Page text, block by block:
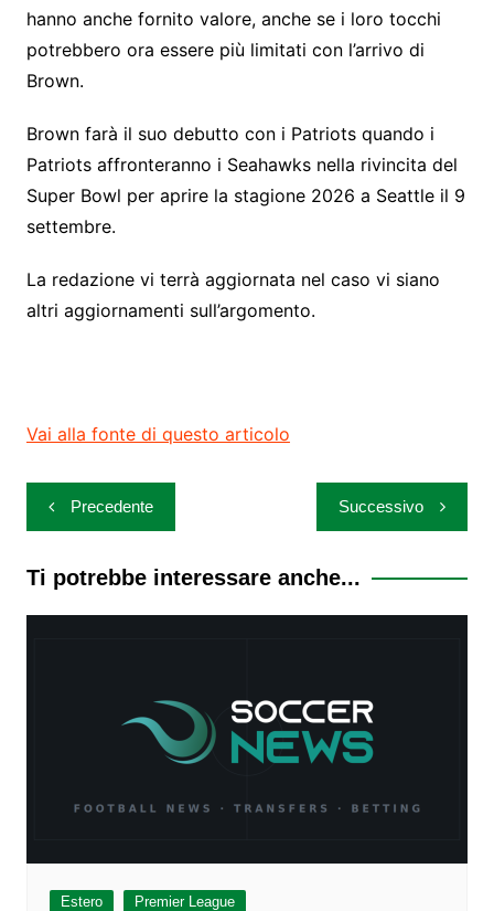
hanno anche fornito valore, anche se i loro tocchi
potrebbero ora essere più limitati con l’arrivo di
Brown.
Brown farà il suo debutto con i Patriots quando i
Patriots affronteranno i Seahawks nella rivincita del
Super Bowl per aprire la stagione 2026 a Seattle il 9
settembre.
La redazione vi terrà aggiornata nel caso vi siano
altri aggiornamenti sull’argomento.
Vai alla fonte di questo articolo
Navigazione
articoli
Precedente Successivo
Ti potrebbe interessare anche...
Estero Premier League